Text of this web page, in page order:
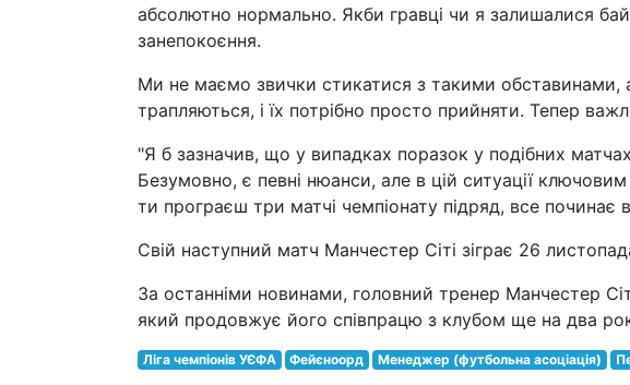
абсолютно нормально. Якби гравці чи я залишалися
занепокоєння.
Ми не маємо звички стикатися з такими обставинами,
трапляються, і їх потрібно просто прийняти. Тепер
"Я б зазначив, що у випадках поразок у подібних
Безумовно, є певні нюанси, але в цій ситуації
ти програєш три матчі чемпіонату підряд, все починає
Свій наступний матч Манчестер Сіті зіграє 26
За останніми новинами, головний тренер Манчестер
який продовжує його співпрацю з клубом ще на два
Ліга чемпіонів УЄФА Фейєноорд Менеджер (футбольна асоціація)